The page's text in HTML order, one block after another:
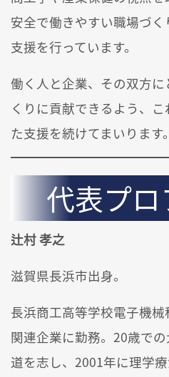
安全で働きやすい職場づ
支援を行っています。
働く人と企業、その双方
くりに貢献できるよう、
た支援を続けてまいります。
代表プ
辻村 孝之
滋賀県長浜市出身。
長浜商工高等学校電子機
関連企業に勤務。20歳で
道を志し、2001年に理学